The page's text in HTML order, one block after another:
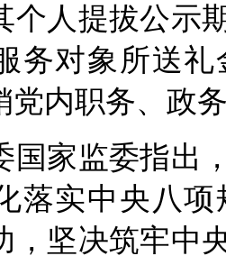
个人提拔公示
务对象所送
党内职务、政
家监委指出，
落实中央八
，坚决筑牢中